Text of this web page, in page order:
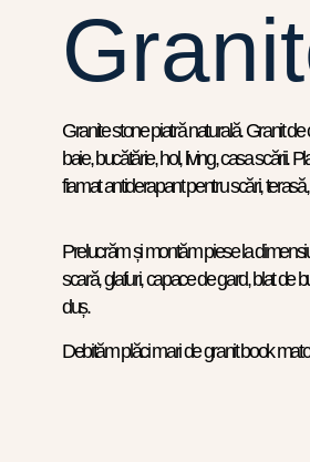
Granite stone piatră naturală. Granit
baie, bucătărie, hol, living, casa scării.
fiamat antiderapant pentru scări,
Prelucrăm și montăm piese la
scară, glafuri, capace de gard, blat de
duș.
Debităm plăci mari de granit book